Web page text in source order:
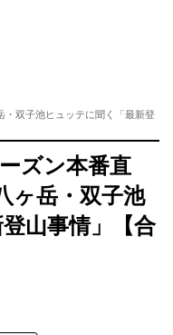
・双子池ヒュッテに聞く「最新登
ズン本番直
ヶ岳・双子池
山事情」【合